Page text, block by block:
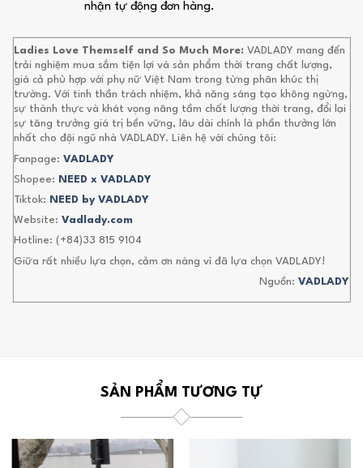
nhận tự động đơn hàng.
Ladies Love Themself and So Much More: VADLADY mang đến
trải nghiệm mua sắm tiện lợi và sản phẩm thời trang chất lượng,
giá cả phù hợp với phụ nữ Việt Nam trong từng phân khúc thị
trường. Với tinh thần trách nhiệm, khả năng sáng tạo không ngừng,
sự thành thực và khát vọng nâng tầm chất lượng thời trang, đổi lại
sự tăng trưởng giá trị bền vững, lâu dài chính là phần thưởng lớn
nhất cho đội ngũ nhà VADLADY. Liên hệ với chúng tôi:
Fanpage: VADLADY
Shopee:
NEED x VADLADY
Tiktok:
NEED by VADLADY
Website: Vadlady.com
Hotline: (+84)33 815 9104
Giữa rất nhiều lựa chọn, cảm ơn nàng vì đã lựa chọn VADLADY!
Nguồn: VADLADY
SẢN PHẨM TƯƠNG TỰ